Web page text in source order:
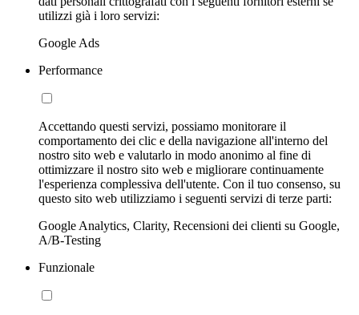
utilizzi già i loro servizi:
Google Ads
Performance
Accettando questi servizi, possiamo monitorare il
comportamento dei clic e della navigazione all'interno del
nostro sito web e valutarlo in modo anonimo al fine di
ottimizzare il nostro sito web e migliorare continuamente
l'esperienza complessiva dell'utente. Con il tuo consenso, su
questo sito web utilizziamo i seguenti servizi di terze parti:
Google Analytics, Clarity, Recensioni dei clienti su Google,
A/B-Testing
Funzionale